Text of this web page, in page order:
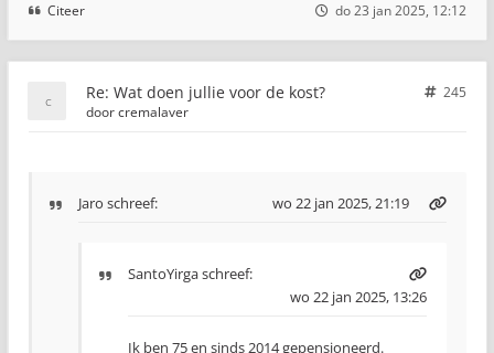
Citeer do 23 jan 2025, 12:12
Re: Wat doen jullie voor de kost?
245
doorcremalaver
Jaro schreef: wo 22 jan 2025, 21:19
SantoYirgaschreef:
wo 22 jan 2025, 13:26
Ik ben 75 en sinds 2014 gepensioneerd.